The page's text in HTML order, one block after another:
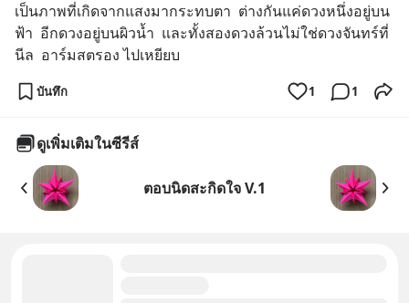
เป็นภาพที่เกิดจากแสงมากระทบตา  ต่างกันแค่ดวงหนึ่งอยู่บน
ฟ้า  อีกดวงอยู่บนผิวน้ำ  และทั้งสองดวงล้วนไม่ใช่ดวงจันทร์ที่
นีล  อาร์มสตรอง ไปเหยียบ
บันทึก 1 1
ดูเพิ่มเติมในซีรีส์
ตอบนิดสะกิดใจ V.1